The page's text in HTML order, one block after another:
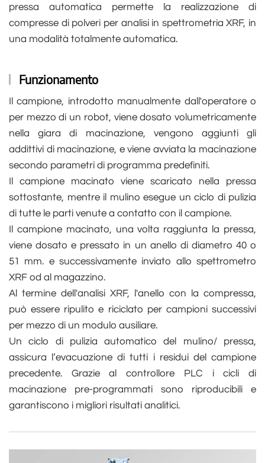
pressa automatica permette la realizzazione di
compresse di polveri per analisi in spettrometria XRF, in
una modalità totalmente automatica.
Funzionamento
Il campione, introdotto manualmente dall'operatore o
per mezzo di un robot, viene dosato volumetricamente
nella giara di macinazione, vengono aggiunti gli
addittivi di macinazione, e viene avviata la macinazione
secondo parametri di programma predefiniti.
Il campione macinato viene scaricato nella pressa
sottostante, mentre il mulino esegue un ciclo di pulizia
di tutte le parti venute a contatto con il campione.
Il campione macinato, una volta raggiunta la pressa,
viene dosato e pressato in un anello di diametro 40 o
51 mm. e successivamente inviato allo spettrometro
XRF od al magazzino.
Al termine dell'analisi XRF, l'anello con la compressa,
può essere ripulito e riciclato per campioni successivi
per mezzo di un modulo ausiliare.
Un ciclo di pulizia automatico del mulino/ pressa,
assicura l’evacuazione di tutti i residui del campione
precedente. Grazie al controllore PLC i cicli di
macinazione pre-programmati sono riproducibili e
garantiscono i migliori risultati analitici.